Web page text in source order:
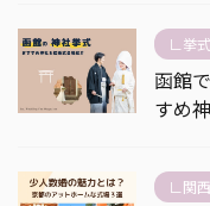
∟挙
函館
すめ
∟関